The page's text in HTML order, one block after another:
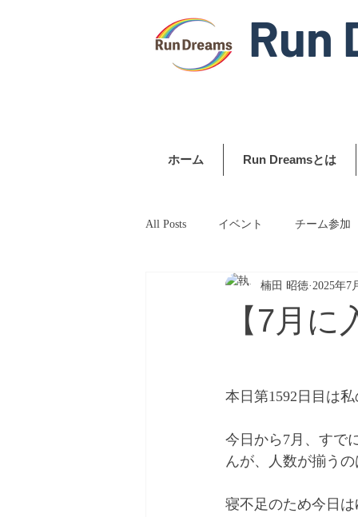
Run
ホーム Run Dreamsとは
All Posts イベント チーム参加
【7月
楠田 昭徳 2025年7
本日第1592日目は
今日から7月、すで
んが、人数が揃う
寝不足のため今日